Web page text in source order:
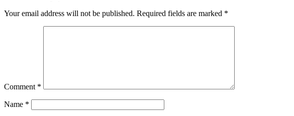
Your email address will not be published. Required fields are marked *
Comment *
Name *